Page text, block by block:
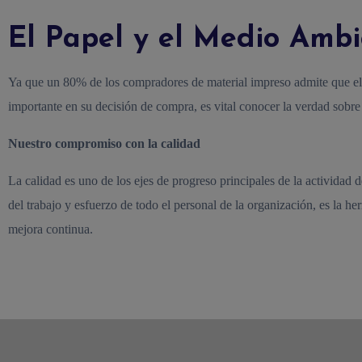
El Papel y el Medio
Ya que un 80% de los compradores de material impreso admite que
importante en su decisión de compra, es vital conocer la verdad
Nuestro compromiso con la calidad
La calidad es uno de los ejes de progreso principales de la actividad
del trabajo y esfuerzo de todo el personal de la organización, es la
mejora continua.